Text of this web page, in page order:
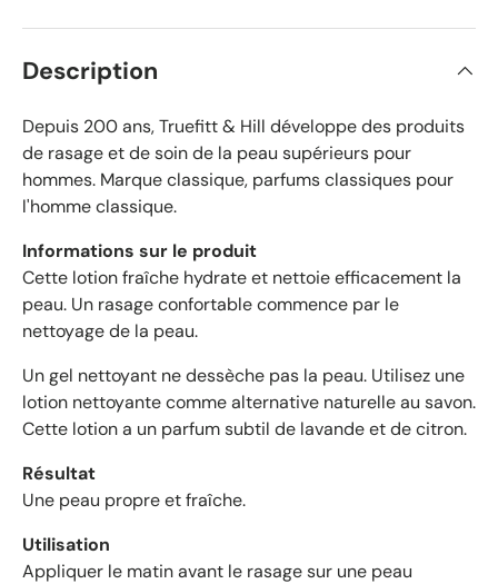
s
v
f
i
s
v
e
e
y
Description
Depuis 200 ans, Truefitt & Hill développe des produits
de rasage et de soin de la peau supérieurs pour
hommes. Marque classique, parfums classiques pour
l'homme classique.
Informations sur le produit
Cette lotion fraîche hydrate et nettoie efficacement la
peau. Un rasage confortable commence par le
nettoyage de la peau.
Un gel nettoyant ne dessèche pas la peau. Utilisez une
lotion nettoyante comme alternative naturelle au savon.
Cette lotion a un parfum subtil de lavande et de citron.
Résultat
Une peau propre et fraîche.
Utilisation
Appliquer le matin avant le rasage sur une peau